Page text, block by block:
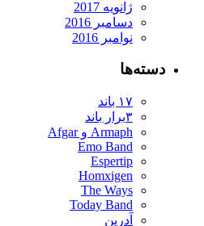
دسامبر 2016
Armaph و Afgar
Emo Band
Espertip
Homxigen
The Ways
Today Band